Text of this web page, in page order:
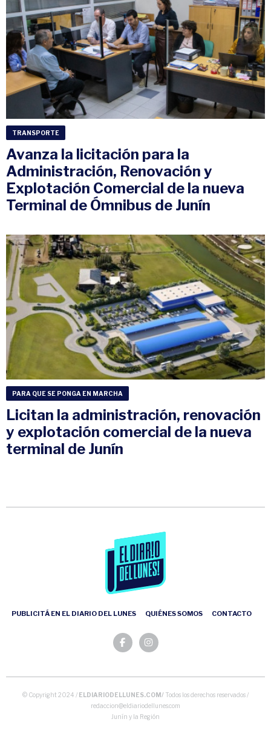
TRANSPORTE
Avanza la licitación para la
Administración, Renovación y
Explotación Comercial de la nueva
Terminal de Ómnibus de Junín
PARA QUE SE PONGA EN MARCHA
Licitan la administración, renovación
y explotación comercial de la nueva
terminal de Junín
PUBLICITÁ EN EL DIARIO DEL LUNES QUIÉNES SOMOS CONTACTO
© Copyright 2024 / ELDIARIODELLUNES.COM/ Todos los derechos reservados /
redaccion@eldiariodellunes.com
Junín y la Región